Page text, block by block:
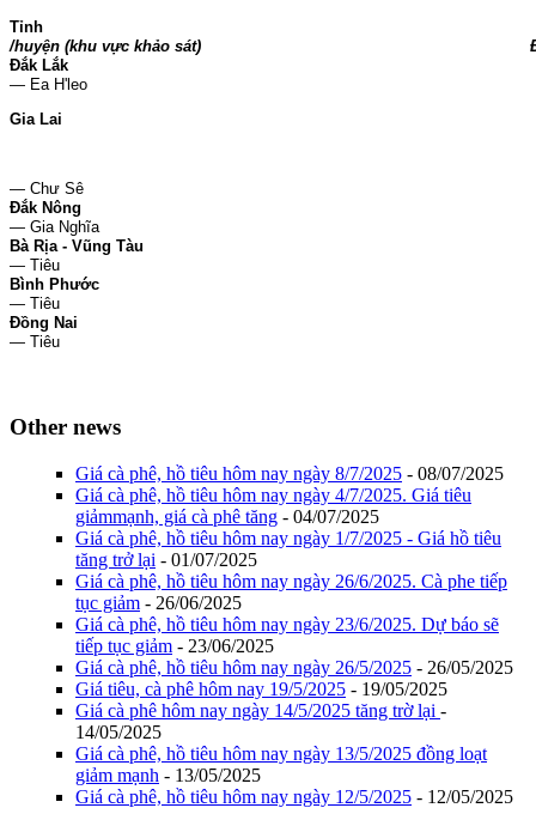
Tỉnh
/huyện (khu vực khảo sát)
Đắk Lắk
— Ea H'leo
Gia Lai
— Chư Sê
Đắk Nông
— Gia Nghĩa
Bà Rịa - Vũng Tàu
— Tiêu
Bình Phước
— Tiêu
Đồng Nai
— Tiêu
Other news
Giá cà phê, hồ tiêu hôm nay ngày 8/7/2025 - 08/07/2025
Giá cà phê, hồ tiêu hôm nay ngày 4/7/2025. Giá tiêu
giảmmạnh, giá cà phê tăng - 04/07/2025
Giá cà phê, hồ tiêu hôm nay ngày 1/7/2025 - Giá hồ tiêu
tăng trở lại - 01/07/2025
Giá cà phê, hồ tiêu hôm nay ngày 26/6/2025. Cà phe tiếp
tục giảm - 26/06/2025
Giá cà phê, hồ tiêu hôm nay ngày 23/6/2025. Dự báo sẽ
tiếp tục giảm - 23/06/2025
Giá cà phê, hồ tiêu hôm nay ngày 26/5/2025 - 26/05/2025
Giá tiêu, cà phê hôm nay 19/5/2025 - 19/05/2025
Giá cà phê hôm nay ngày 14/5/2025 tăng trờ lại -
14/05/2025
Giá cà phê, hồ tiêu hôm nay ngày 13/5/2025 đồng loạt
giảm mạnh - 13/05/2025
Giá cà phê, hồ tiêu hôm nay ngày 12/5/2025 - 12/05/2025